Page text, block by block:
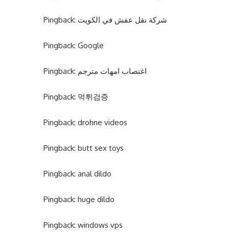
Pingback: شركة نقل عفش في الكويت
Pingback: Google
Pingback: اغتصاب امهات مترجم
Pingback: 먹튀검증
Pingback: drohne videos
Pingback: butt sex toys
Pingback: anal dildo
Pingback: huge dildo
Pingback: windows vps